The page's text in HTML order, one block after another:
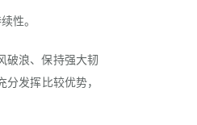
性。
破浪、保持强大韧
发挥比较优势，